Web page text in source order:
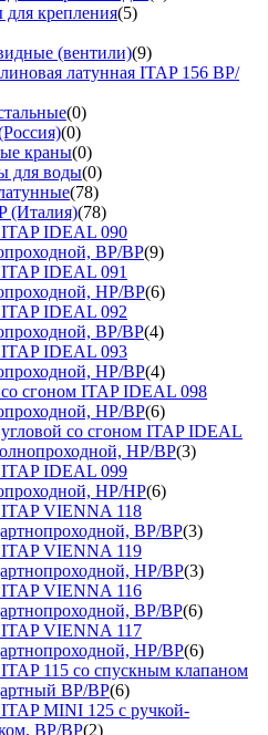
крепления(5)
(вентили)(9)
латунная ITAP 156 ВР/
(0)
(0)
краны(0)
для воды(0)
(78)
(Италия)(78)
IDEAL 090
ВР/ВР(9)
IDEAL 091
НР/ВР(6)
IDEAL 092
ВР/ВР(4)
IDEAL 093
НР/ВР(4)
сгоном ITAP IDEAL 098
НР/ВР(6)
со сгоном ITAP IDEAL
НР/ВР(3)
IDEAL 099
НР/НР(6)
VIENNA 118
ВР/ВР(3)
VIENNA 119
НР/ВР(3)
VIENNA 116
ВР/ВР(6)
VIENNA 117
НР/ВР(6)
115 со спускным клапаном
ВР/ВР(6)
MINI 125 с ручкой-
ВР/ВР(2)